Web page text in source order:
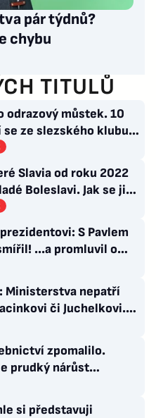
pár týdnů?
chybu
TITULŮ
odrazový můstek. 10
ze slezského klubu
angažmá
Slavia od roku 2022
Boleslavi. Jak se jim
Edenu vedlo?
S Pavlem
...a promluvil o
Ministerstva nepatří
či Juchelkovi.
jste jen správci
zpomalilo.
prudký nárůst
bytů
si představuji